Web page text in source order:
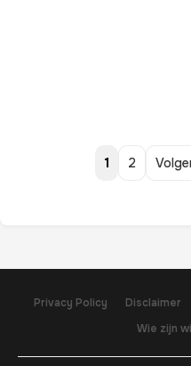
1 2
Privacy Policy Disclaimer
Wie zijn